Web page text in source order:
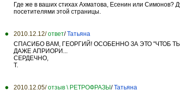
Где же в ваших стихах Ахматова, Есенин или Симонов?
посетителями этой страницы.
2010.12.12/ ответ/Татьяна
СПАСИБО ВАМ, ГЕОРГИЙ! ОСОБЕННО ЗА ЭТО "ЧТОБ
ДАЖЕ АПРИОРИ...
СЕРДЕЧНО,
Т.
2010.12.05/ отзыв \ РЕТРОФРАЗЫ /Татьяна